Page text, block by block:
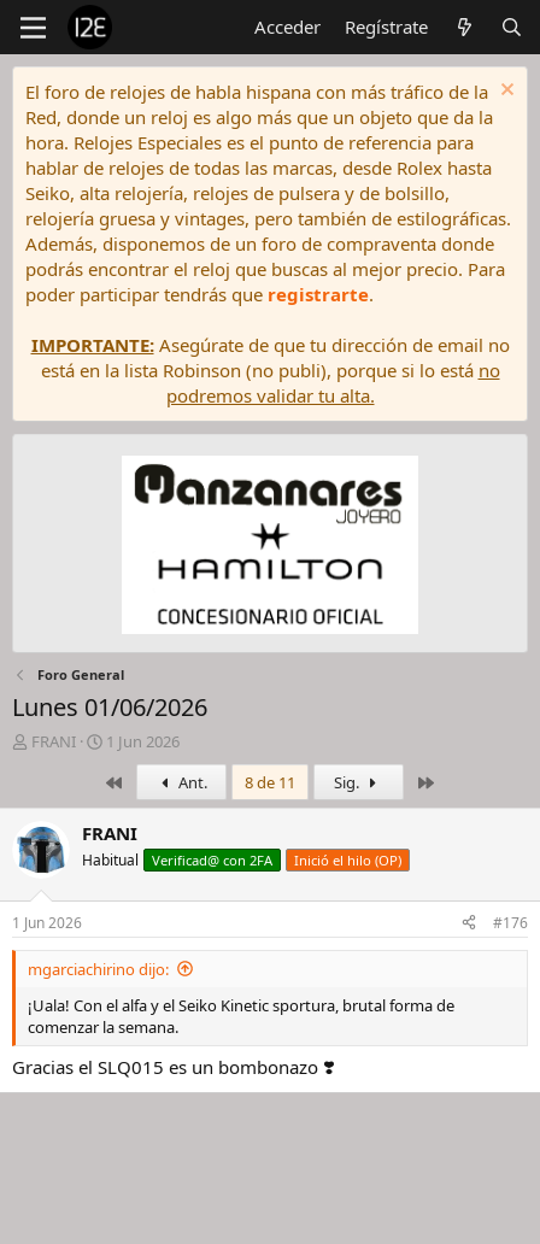
Acceder Regístrate
El foro de relojes de habla hispana con más tráfico de la
Red, donde un reloj es algo más que un objeto que da la
hora. Relojes Especiales es el punto de referencia para
hablar de relojes de todas las marcas, desde Rolex hasta
Seiko, alta relojería, relojes de pulsera y de bolsillo,
relojería gruesa y vintages, pero también de estilográficas.
Además, disponemos de un foro de compraventa donde
podrás encontrar el reloj que buscas al mejor precio. Para
poder participar tendrás que registrarte.
IMPORTANTE:Asegúrate de que tu dirección de email no
está en la lista Robinson (no publi), porque si lo está no
podremos validar tu alta.
Foro General
Lunes 01/06/2026
I
c
i
a
d
o
d
e
l
h
i
l
o
FRANI
F
c
h
a
d
e
i
c
i
o
1 Jun 2026
PrimeroAnt. 8 de 11 Sig.
FRANI
Habitual Verificad@ con 2FA Inició el hilo (OP)
1 Jun 2026 #176
mgarciachirino dijo:
¡Uala! Con el alfa y el Seiko Kinetic sportura, brutal forma de
comenzar la semana.
Gracias el SLQ015 es un bombonazo ❣️